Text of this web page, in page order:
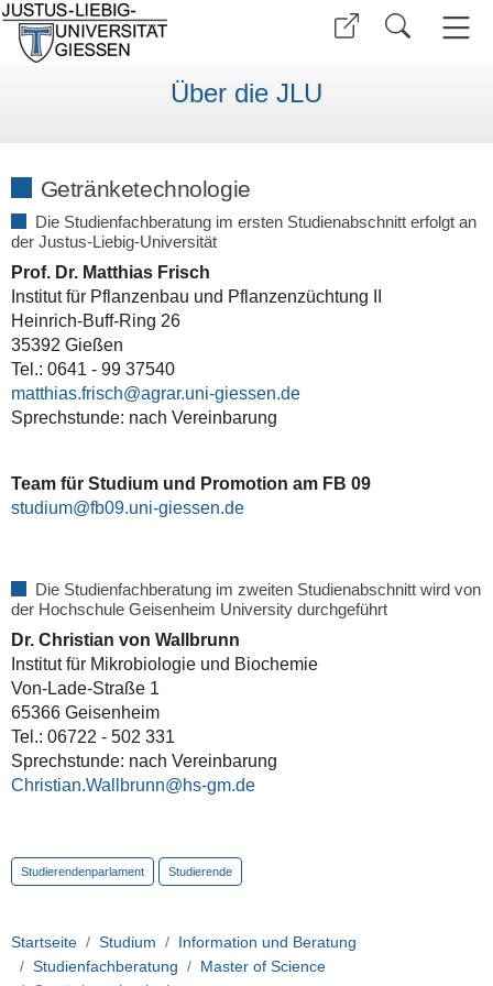
Über die JLU
Getränketechnologie
Die Studienfachberatung im ersten Studienabschnitt erfolgt an
der Justus-Liebig-Universität
Prof. Dr. Matthias Frisch
Institut für Pflanzenbau und Pflanzenzüchtung II
Heinrich-Buff-Ring 26
35392 Gießen
Tel.: 0641 - 99 37540
matthias.frisch@agrar.uni-giessen.de
Sprechstunde: nach Vereinbarung
Team für Studium und Promotion am FB 09
studium
Die Studienfachberatung im zweiten Studienabschnitt wird von
der Hochschule Geisenheim University durchgeführt
Dr. Christian von Wallbrunn
Institut für Mikrobiologie und Biochemie
Von-Lade-Straße 1
65366 Geisenheim
Tel.: 06722 - 502 331
Sprechstunde: nach Vereinbarung
Christian.Wallbrunn@hs-gm.de
Studierendenparlament Studierende
Startseite Studium
Information und Beratung
Studienfachberatung
Master of Science